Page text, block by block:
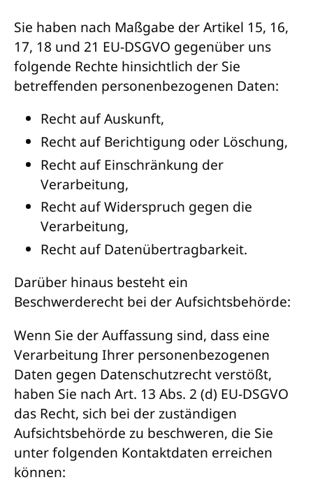
Sie haben nach Maßgabe der Artikel 15, 16,
17, 18 und 21 EU-DSGVO gegenüber uns
folgende Rechte hinsichtlich der Sie
betreffenden personenbezogenen Daten:
Recht auf Auskunft,
Recht auf Berichtigung oder Löschung,
Recht auf Einschränkung der
Verarbeitung,
Recht auf Widerspruch gegen die
Verarbeitung,
Recht auf Datenübertragbarkeit.
Darüber hinaus besteht ein
Beschwerderecht bei der Aufsichtsbehörde:
Wenn Sie der Auffassung sind, dass eine
Verarbeitung Ihrer personenbezogenen
Daten gegen Datenschutzrecht verstößt,
haben Sie nach Art. 13 Abs. 2 (d) EU-DSGVO
das Recht, sich bei der zuständigen
Aufsichtsbehörde zu beschweren, die Sie
unter folgenden Kontaktdaten erreichen
können: